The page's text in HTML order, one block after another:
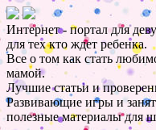
Интернет - портал для
для тех кто ждет ребенка.
Все о том как стать
мамой.
Лучшие статьи и
Развивающие игры и
полезные материалы для